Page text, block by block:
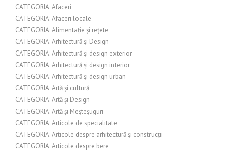
CATEGORIA: Afaceri
CATEGORIA: Afaceri locale
CATEGORIA: Alimentație și rețete
CATEGORIA: Arhitectură și Design
CATEGORIA: Arhitectură și design exterior
CATEGORIA: Arhitectură și design interior
CATEGORIA: Arhitectură și design urban
CATEGORIA: Artă și cultură
CATEGORIA: Artă și Design
CATEGORIA: Artă și Meșteșuguri
CATEGORIA: Articole de specialitate
CATEGORIA: Articole despre arhitectură și construcții
CATEGORIA: Articole despre bere